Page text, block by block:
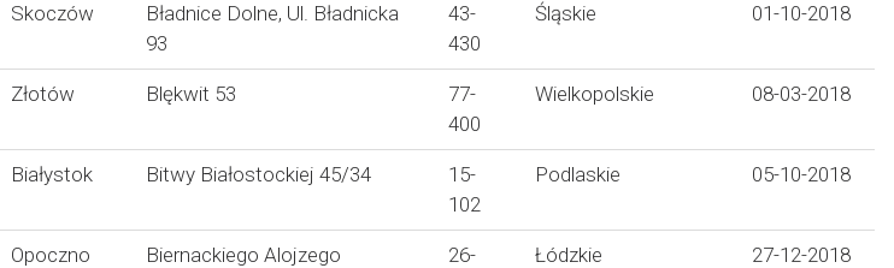
Skoczów
Bładnice Dolne, Ul. Bładnicka
93
43-
430
Śląskie 01-10-2018
Złotów Blękwit 53
77-
400
Wielkopolskie 08-03-2018
Białystok Bitwy Białostockiej 45/34
15-
102
Podlaskie 05-10-2018
Opoczno Biernackiego Alojzego
26-
Łódzkie 27-12-2018